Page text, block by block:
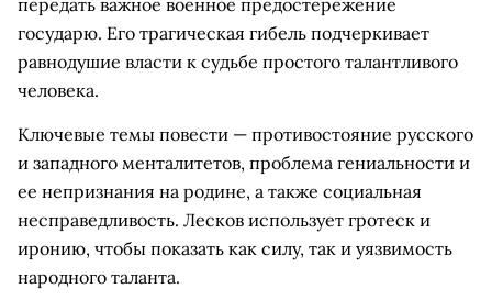
передать важное военное предостережение
государю. Его трагическая гибель подчеркивает
равнодушие власти к судьбе простого талантливого
человека.
Ключевые темы повести — противостояние русского
и западного менталитетов, проблема гениальности и
ее непризнания на родине, а также социальная
несправедливость. Лесков использует гротеск и
иронию, чтобы показать как силу, так и уязвимость
народного таланта.